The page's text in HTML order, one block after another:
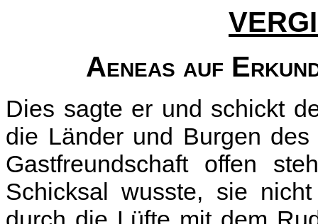
Aeneas auf
Dies sagte er und schickt
die Länder und Burgen
Gastfreundschaft offen
Schicksal wusste, sie